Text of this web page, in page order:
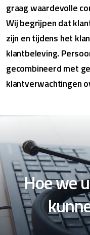
graag waardevolle
Wij begrijpen dat
zijn en tijdens het
klantbeleving.
gecombineerd met
klantverwachtingen
Hoe we